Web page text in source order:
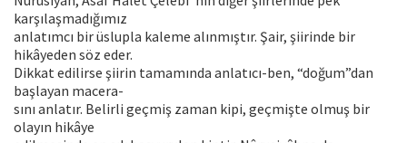
karşılaşmadığımız
anlatımcı bir üslupla kaleme alınmıştır. Şair, şiirinde bir
hikâyeden söz eder.
Dikkat edilirse şiirin tamamında anlatıcı-ben, “doğum”dan
başlayan macera-
sını anlatır. Belirli geçmiş zaman kipi, geçmişte olmuş bir
olayın hikâye